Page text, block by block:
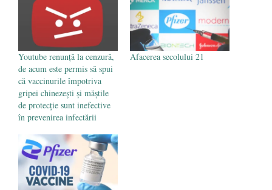
Youtube renunță la cenzură,
de acum este permis să spui
că vaccinurile împotriva
gripei chinezești și măștile
de protecție sunt inefective
în prevenirea infectării
Afacerea secolului 21